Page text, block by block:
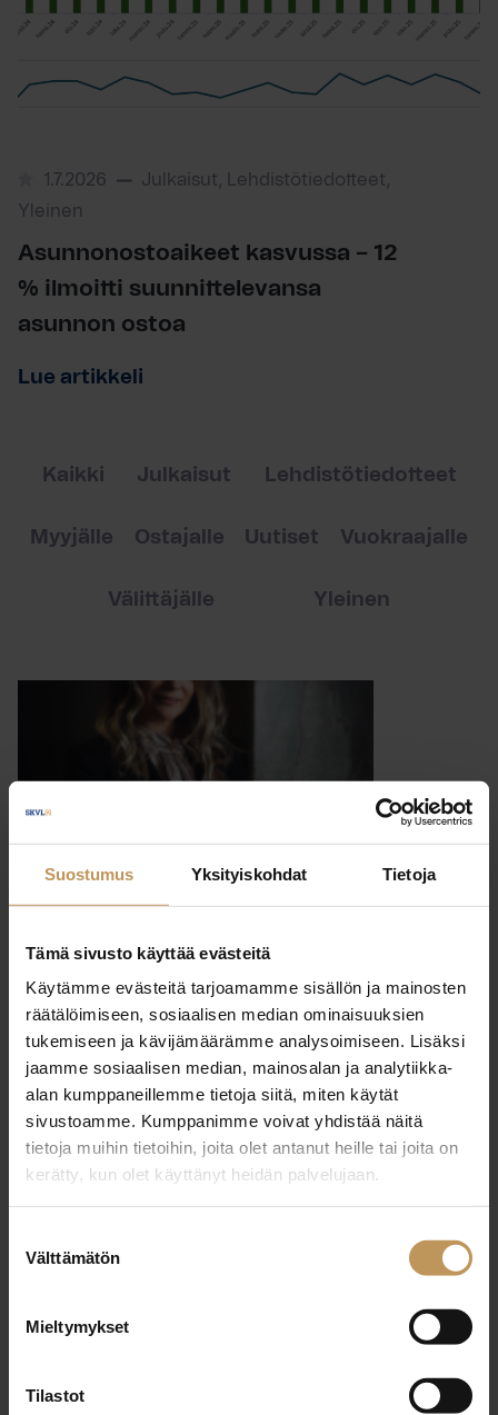
Suostumus Yksityiskohdat Tietoja
Tämä sivusto käyttää evästeitä
Käytämme evästeitä tarjoamamme sisällön ja mainosten
räätälöimiseen, sosiaalisen median ominaisuuksien
tukemiseen ja kävijämäärämme analysoimiseen. Lisäksi
jaamme sosiaalisen median, mainosalan ja analytiikka-
alan kumppaneillemme tietoja siitä, miten käytät
sivustoamme. Kumppanimme voivat yhdistää näitä
tietoja muihin tietoihin, joita olet antanut heille tai joita on
kerätty, kun olet käyttänyt heidän palvelujaan.
valinta
Välttämätön
Mieltymykset
Tilastot
1.7.2026
Julkaisut, Lehdistötiedotteet,
Yleinen
Asunnonostoaikeet kasvussa – 12
% ilmoitti suunnittelevansa
asunnon ostoa
Lue artikkeli
Kaikki Julkaisut Lehdistötiedotteet
Myyjälle Ostajalle Uutiset Vuokraajalle
Välittäjälle Yleinen
29.2.2024
Sanna Selander
Lue artikkeli